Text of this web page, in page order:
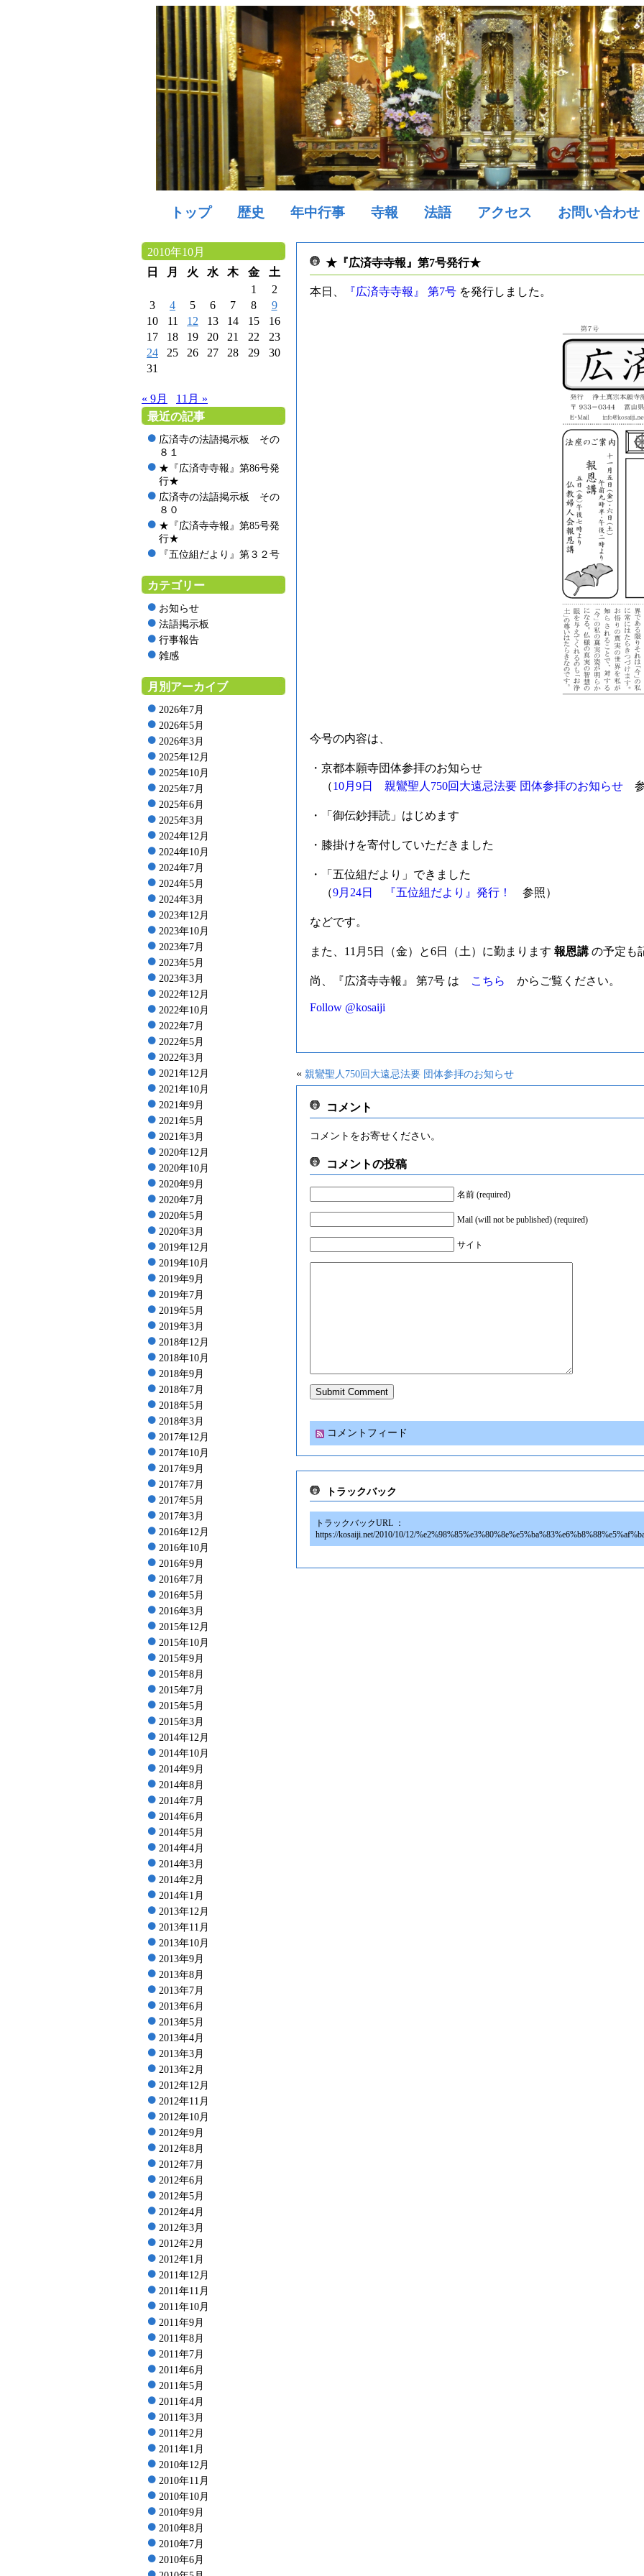
トップ 歴史 年中行事 寺報 法語 アクセス お問い合わせ
2010年10月
日
月 火 水 木 金
土
1
2
3
4 5 6 7 8
9
10
11 12 13 14 15
16
17
18 19 20 21 22
23
24
25 26 27 28 29
30
31
« 9月
11月 »
最近の記事
広済寺の法語掲示板 その
８１
★『広済寺寺報』第86号発
行★
広済寺の法語掲示板 その
８０
★『広済寺寺報』第85号発
行★
『五位組だより』第３２号
カテゴリー
お知らせ
法語掲示板
行事報告
雑感
月別アーカイブ
2026年7月
2026年5月
2026年3月
2025年12月
2025年10月
2025年7月
2025年6月
2025年3月
2024年12月
2024年10月
2024年7月
2024年5月
2024年3月
2023年12月
2023年10月
2023年7月
2023年5月
2023年3月
2022年12月
2022年10月
2022年7月
2022年5月
2022年3月
2021年12月
2021年10月
2021年9月
2021年5月
2021年3月
2020年12月
2020年10月
2020年9月
2020年7月
2020年5月
2020年3月
2019年12月
2019年10月
2019年9月
2019年7月
2019年5月
2019年3月
2018年12月
2018年10月
2018年9月
2018年7月
2018年5月
2018年3月
2017年12月
2017年10月
2017年9月
2017年7月
2017年5月
2017年3月
2016年12月
2016年10月
2016年9月
2016年7月
2016年5月
2016年3月
2015年12月
2015年10月
2015年9月
2015年8月
2015年7月
2015年5月
2015年3月
2014年12月
2014年10月
2014年9月
2014年8月
2014年7月
2014年6月
2014年5月
2014年4月
2014年3月
2014年2月
2014年1月
2013年12月
2013年11月
2013年10月
2013年9月
2013年8月
2013年7月
2013年6月
2013年5月
2013年4月
2013年3月
2013年2月
2012年12月
2012年11月
2012年10月
2012年9月
2012年8月
2012年7月
2012年6月
2012年5月
2012年4月
2012年3月
2012年2月
2012年1月
2011年12月
2011年11月
2011年10月
2011年9月
2011年8月
2011年7月
2011年6月
2011年5月
2011年4月
2011年3月
2011年2月
2011年1月
2010年12月
2010年11月
2010年10月
2010年9月
2010年8月
2010年7月
2010年6月
★『広済寺寺報』第7号発行★
本日、 『広済寺寺報』 第7号 を発行しました。
今号の内容は、
・京都本願寺団体参拝のお知らせ
（10月9日 親鸞聖人750回大遠忌法要 団体参拝のお知らせ 参
・「御伝鈔拝読」はじめます
・膝掛けを寄付していただきました
・「五位組だより」できました
（9月24日 『五位組だより』発行！ 参照）
などです。
また、11月5日（金）と6日（土）に勤まります 報恩講 の予定も
尚、『広済寺寺報』 第7号 は こちら からご覧ください。
Follow @kosaiji
« 親鸞聖人750回大遠忌法要 団体参拝のお知らせ
コメント
コメントをお寄せください。
コメントの投稿
名前 (required)
Mail (will not be published) (required)
サイト
コメントフィード
トラックバック
トラックバックURL ：
https://kosaiji.net/2010/10/12/